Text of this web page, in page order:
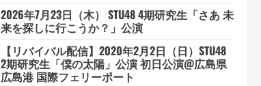
2026年7月23日（木） STU48 4期研究生「さあ 未
来を探しに行こうか？」公演
【リバイバル配信】2020年2月2日（日）STU48
2期研究生「僕の太陽」公演 初日公演@広島県
広島港 国際フェリーポート